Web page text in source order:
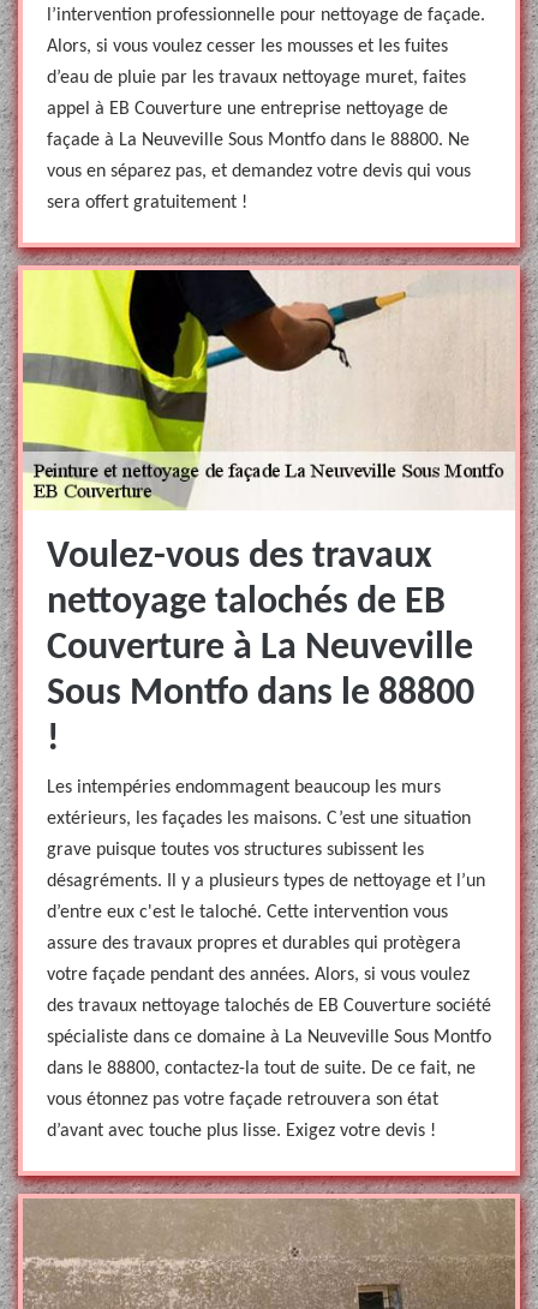
l’intervention professionnelle pour nettoyage de façade.
Alors, si vous voulez cesser les mousses et les fuites
d’eau de pluie par les travaux nettoyage muret, faites
appel à EB Couverture une entreprise nettoyage de
façade à La Neuveville Sous Montfo dans le 88800. Ne
vous en séparez pas, et demandez votre devis qui vous
sera offert gratuitement !
Voulez-vous des travaux
nettoyage talochés de EB
Couverture à La Neuveville
Sous Montfo dans le 88800
!
Les intempéries endommagent beaucoup les murs
extérieurs, les façades les maisons. C’est une situation
grave puisque toutes vos structures subissent les
désagréments. Il y a plusieurs types de nettoyage et l’un
d’entre eux c'est le taloché. Cette intervention vous
assure des travaux propres et durables qui protègera
votre façade pendant des années. Alors, si vous voulez
des travaux nettoyage talochés de EB Couverture société
spécialiste dans ce domaine à La Neuveville Sous Montfo
dans le 88800, contactez-la tout de suite. De ce fait, ne
vous étonnez pas votre façade retrouvera son état
d’avant avec touche plus lisse. Exigez votre devis !